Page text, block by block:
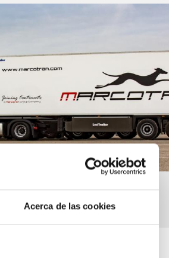
Acerca de las cookies